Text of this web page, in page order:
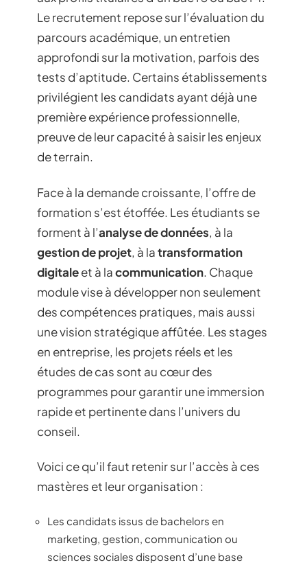
Le recrutement repose sur l’évaluation du
parcours académique, un entretien
approfondi sur la motivation, parfois des
tests d’aptitude. Certains établissements
privilégient les candidats ayant déjà une
première expérience professionnelle,
preuve de leur capacité à saisir les enjeux
de terrain.
Face à la demande croissante, l’offre de
formation s’est étoffée. Les étudiants se
forment à l’analyse de données, à la
gestion de projet, à latransformation
digitaleet à lacommunication. Chaque
module vise à développer non seulement
des compétences pratiques, mais aussi
une vision stratégique affûtée. Les stages
en entreprise, les projets réels et les
études de cas sont au cœur des
programmes pour garantir une immersion
rapide et pertinente dans l’univers du
conseil.
Voici ce qu’il faut retenir sur l’accès à ces
mastères et leur organisation :
Les candidats issus de bachelors en
marketing, gestion, communication ou
sciences sociales disposent d’une base